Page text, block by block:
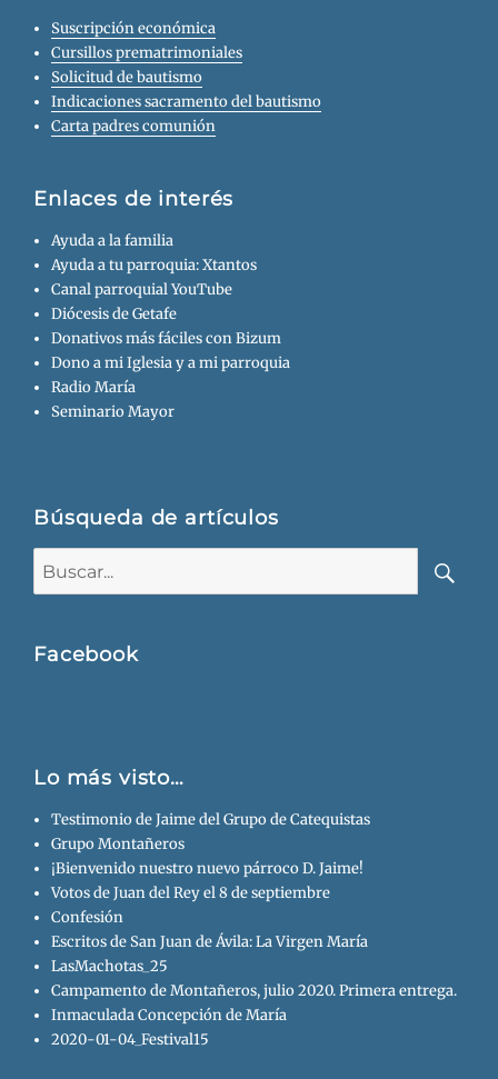
Suscripción económica
Cursillos prematrimoniales
Solicitud de bautismo
Indicaciones sacramento del bautismo
Carta padres comunión
Enlaces de interés
Ayuda a la familia
Ayuda a tu parroquia: Xtantos
Canal parroquial YouTube
Diócesis de Getafe
Donativos más fáciles con Bizum
Dono a mi Iglesia y a mi parroquia
Radio María
Seminario Mayor
Búsqueda de artículos
Facebook
Lo más visto…
Testimonio de Jaime del Grupo de Catequistas
Grupo Montañeros
¡Bienvenido nuestro nuevo párroco D. Jaime!
Votos de Juan del Rey el 8 de septiembre
Confesión
Escritos de San Juan de Ávila: La Virgen María
LasMachotas_25
Campamento de Montañeros, julio 2020. Primera entrega.
Inmaculada Concepción de María
2020-01-04_Festival15